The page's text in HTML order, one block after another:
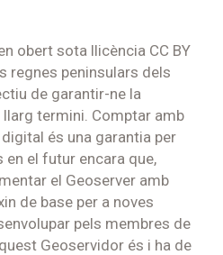
obert sota llicència CC BY
regnes peninsulars dels
de garantir-ne la
termini. Comptar amb
és una garantia per
el futur encara que,
el Geoserver amb
de base per a noves
pels membres de
Geoservidor és i ha de